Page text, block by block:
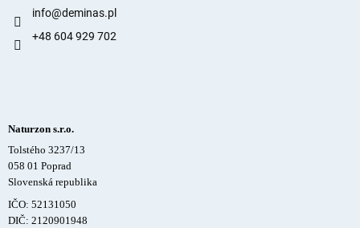
info@deminas.pl
+48 604 929 702
Naturzon s.r.o.
Tolstého 3237/13
058 01 Poprad
Slovenská republika
IČO: 52131050
DIČ: 2120901948